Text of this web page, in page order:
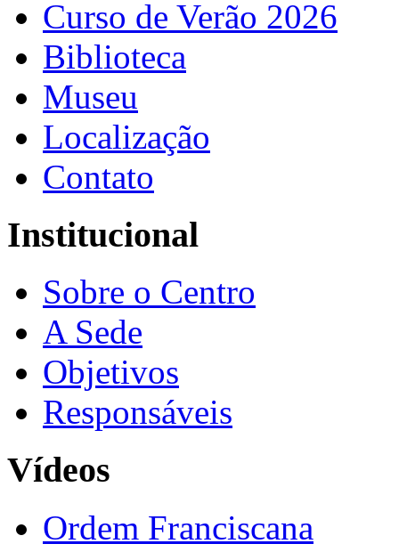
Curso de Verão 2026
Biblioteca
Museu
Localização
Contato
Institucional
Sobre o Centro
A Sede
Objetivos
Responsáveis
Vídeos
Ordem Franciscana